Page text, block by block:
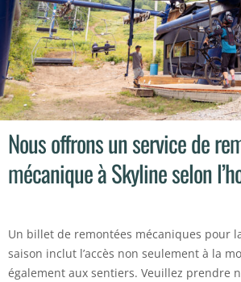
Nous offrons un service de
mécanique à Skyline selon
Un billet de remontées mécaniques pour
saison inclut l’accès non seulement à la
également aux sentiers. Veuillez prendre